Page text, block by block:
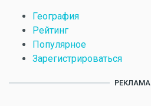
География
Рейтинг
Популярное
Зарегистрироваться
РЕКЛАМА